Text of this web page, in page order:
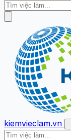
kiemvieclam.vn